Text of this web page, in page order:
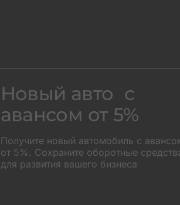
Новый авто с
авансом от 5%
Получите новый автомобиль с
от 5%. Сохраните оборотные
для развития вашего бизнеса